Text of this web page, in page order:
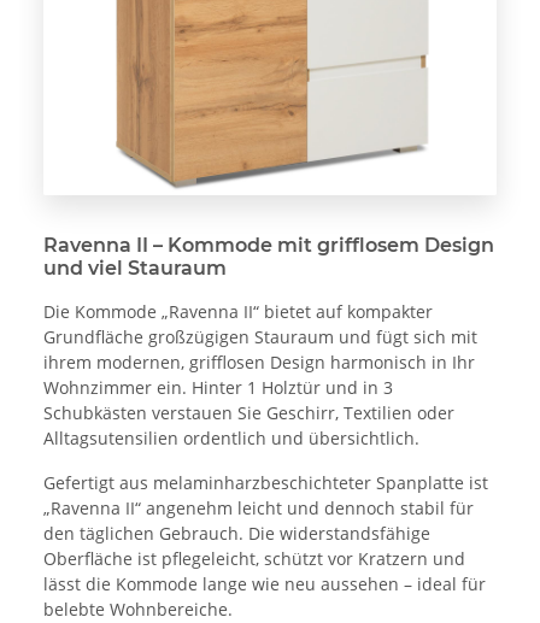
Ravenna II – Kommode mit grifflosem Design
und viel Stauraum
Die Kommode „Ravenna II“ bietet auf kompakter
Grundfläche großzügigen Stauraum und fügt sich mit
ihrem modernen, grifflosen Design harmonisch in Ihr
Wohnzimmer ein. Hinter 1 Holztür und in 3
Schubkästen verstauen Sie Geschirr, Textilien oder
Alltagsutensilien ordentlich und übersichtlich.
Gefertigt aus melaminharzbeschichteter Spanplatte ist
„Ravenna II“ angenehm leicht und dennoch stabil für
den täglichen Gebrauch. Die widerstandsfähige
Oberfläche ist pflegeleicht, schützt vor Kratzern und
lässt die Kommode lange wie neu aussehen – ideal für
belebte Wohnbereiche.